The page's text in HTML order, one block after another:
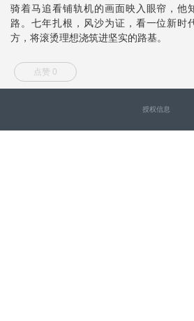
骑着马追看铺轨机的画面映入眼帘，他
路。七年扎根，风沙为证，看一位新时
方，将滚烫理想浇筑进坚实的路基。
点赞 0
授权信息